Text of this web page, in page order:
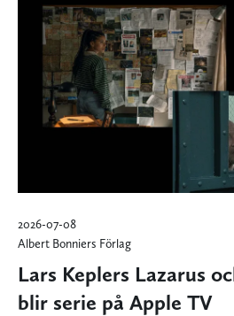
2026-07-08
Albert Bonniers Förlag
Lars Keplers Lazarus
blir serie på Apple TV